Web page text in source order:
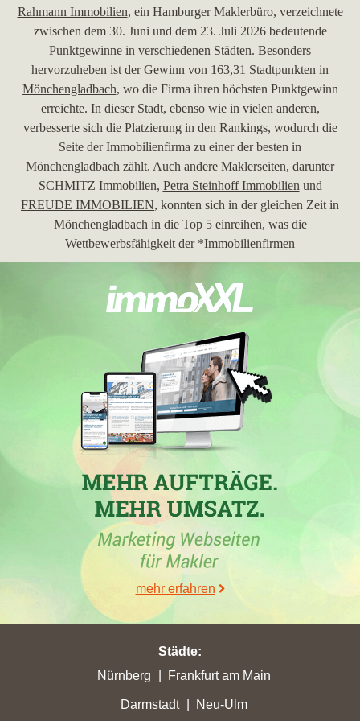
Rahmann Immobilien, ein Hamburger Maklerbüro, verzeichnete
zwischen dem 30. Juni und dem 23. Juli 2026 bedeutende
Punktgewinne in verschiedenen Städten. Besonders
hervorzuheben ist der Gewinn von 163,31 Stadtpunkten in
Mönchengladbach, wo die Firma ihren höchsten Punktgewinn
erreichte. In dieser Stadt, ebenso wie in vielen anderen,
verbesserte sich die Platzierung in den Rankings, wodurch die
Seite der Immobilienfirma zu einer der besten in
Mönchengladbach zählt. Auch andere Maklerseiten, darunter
SCHMITZ Immobilien, Petra Steinhoff Immobilien und
FREUDE IMMOBILIEN, konnten sich in der gleichen Zeit in
Mönchengladbach in die Top 5 einreihen, was die
Wettbewerbsfähigkeit der *Immobilienfirmen
Mönchengladbach* unterstreicht.
30.06.2026
Engel & Völkers AG, ein Maklerbüro aus Hamburg, hat in
mehreren Städten signifikante Punktgewinne erzielt, darunter
den höchsten inLünenmit 107,81 Punkten. Während des
festgelegten Zeitraums von Ende Mai bis Ende Juni 2026 fielen
zahlreiche Maklerwebseiten an Platzierungen, darunter
Wolfgang Pauly Immobilien inMönchengladbach
Plätze auf Rang 16 zurückfiel. Im Gegensatz dazu erreichten
andere Firmen wie Bienen + Partner Immobilien und
Immobilienin Mönchengladbach neue Höchstwerte. Jost
Immobilien aus Mönchengladbach verzeichnete zudem die
höchste Gesamtpunktzahl der Stadt mit 365,13 Punkten. Auch
die Immobilienfirma Mönchengladbach profitierte von ihren
kürzlichen Zuwächsen und kletterte in die Top 5. Die
ihre Positionen bei Google verbessern oder verlieren.
mehr erfahren
Städte:
Nürnberg
Frankfurt am Main
Darmstadt Neu-Ulm